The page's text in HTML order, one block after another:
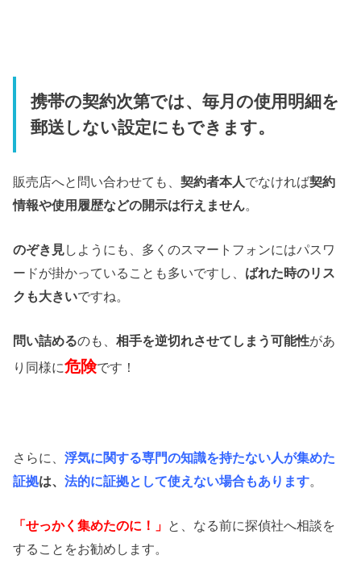
携帯の契約次第では、毎月の使用明細を
郵送しない設定にもできます。
販売店へと問い合わせても、契約者本人でなければ契約
情報や使用履歴などの開示は行えません。
のぞき見しようにも、多くのスマートフォンにはパスワ
ードが掛かっていることも多いですし、 ばれた時のリス
クも大きいですね。
問い詰めるのも、相手を逆切れさせてしまう可能性があ
り同様に危険です！
さらに、浮気に関する専門の知識を持たない人が集めた
証拠は、法的に証拠として使えない場合もあります。
「せっかく集めたのに！」 と、なる前に探偵社へ相談を
することをお勧めします。